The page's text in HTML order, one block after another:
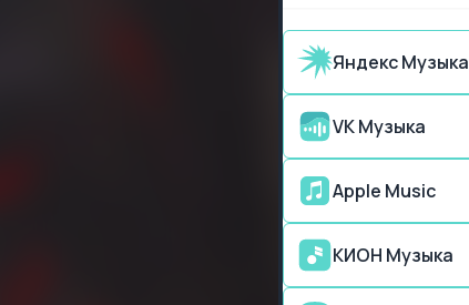
Яндекс Музыка
VK Музыка
Apple Music
КИОН Музыка